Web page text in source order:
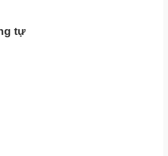
tự